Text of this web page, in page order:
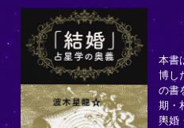
本書
博し
の書
期・
輿婚